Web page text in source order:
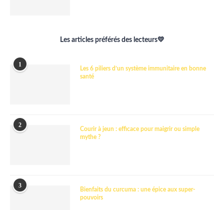
Les articles préférés des lecteurs💛
1
Les 6 piliers d’un système immunitaire en bonne
santé
2
Courir à jeun : efficace pour maigrir ou simple
mythe ?
3
Bienfaits du curcuma : une épice aux super-
pouvoirs